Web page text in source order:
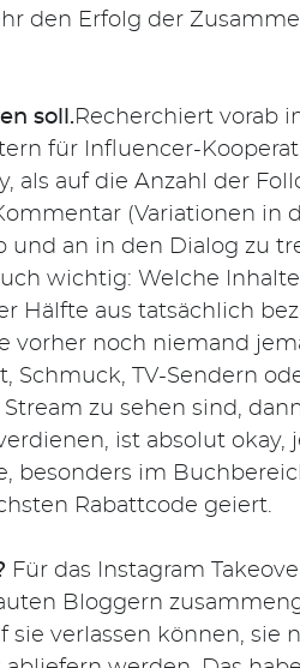
den Erfolg der
soll. Recherchiert vorab
für Influencer-
auf die Anzahl der
(Variationen in
und an in den Dialog zu
wichtig: Welche
Hälfte aus tatsächlich
vorher noch niemand
TV-Sendern
zu sehen sind,
ist absolut okay,
besonders im
Rabattcode geiert.
Für das Instagram
Bloggern
verlassen können, sie